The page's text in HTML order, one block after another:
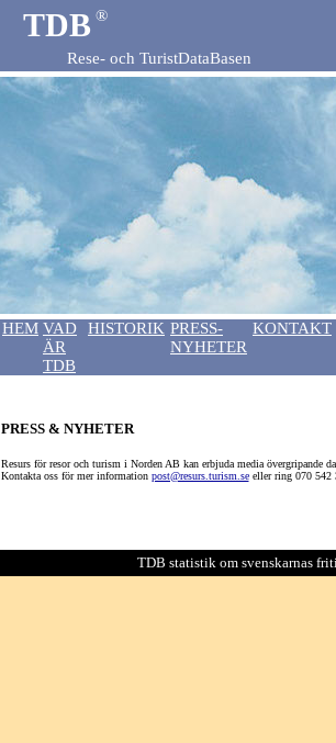
TDB ®
Rese- och TuristDataBasen
HEM VAD
ÄR
TDB
HISTORIK PRESS-
NYHETER
KONTAKT
PRESS & NYHETER
Resurs för resor och turism i Norden AB kan erbjuda media övergripande
Kontakta oss för mer information post@resurs.turism.seeller ring 070 542
TDB statistik om svenskarnas